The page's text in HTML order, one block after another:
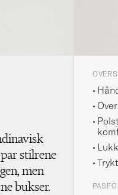
stilrene
men
bukser.